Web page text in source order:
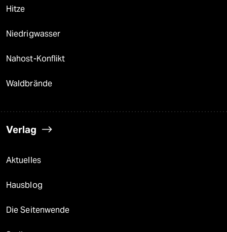
Hitze
Niedrigwasser
Nahost-Konflikt
Waldbrände
Verlag
Aktuelles
Hausblog
Die Seitenwende